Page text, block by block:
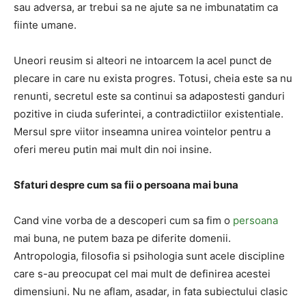
sau adversa, ar trebui sa ne ajute sa ne imbunatatim ca
fiinte umane.
Uneori reusim si alteori ne intoarcem la acel punct de
plecare in care nu exista progres. Totusi, cheia este sa nu
renunti, secretul este sa continui sa adapostesti ganduri
pozitive in ciuda suferintei, a contradictiilor existentiale.
Mersul spre viitor inseamna unirea vointelor pentru a
oferi mereu putin mai mult din noi insine.
Sfaturi despre cum sa fii o persoana mai buna
Cand vine vorba de a descoperi cum sa fim o persoana
mai buna, ne putem baza pe diferite domenii.
Antropologia, filosofia si psihologia sunt acele discipline
care s-au preocupat cel mai mult de definirea acestei
dimensiuni. Nu ne aflam, asadar, in fata subiectului clasic